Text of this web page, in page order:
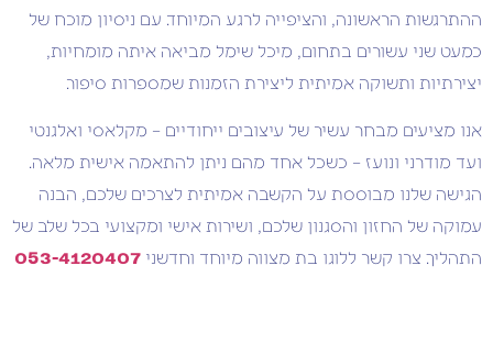
ההתרגשות הראשונה, והציפייה לרגע המיוחד. עם ניסיון מוכח של
כמעט שני עשורים בתחום, מיכל שימל מביאה איתה מומחיות,
יצירתיות ותשוקה אמיתית ליצירת הזמנות שמספרות סיפור.
אנו מציעים מבחר עשיר של עיצובים ייחודיים – מקלאסי ואלגנטי
ועד מודרני ונועז – כשכל אחד מהם ניתן להתאמה אישית מלאה.
הגישה שלנו מבוססת על הקשבה אמיתית לצרכים שלכם, הבנה
עמוקה של החזון והסגנון שלכם, ושירות אישי ומקצועי בכל שלב של
התהליך. צרו קשר ללוגו בת מצווה מיוחד וחדשני 053-4120407